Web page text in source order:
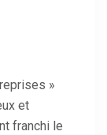
»
et
franchi le